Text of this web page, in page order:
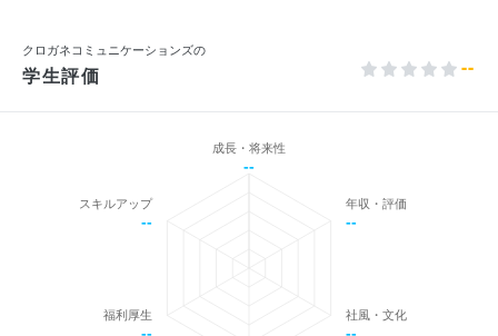
クロガネコミュニケーションズの
学生評価 --
成長・将来性
--
年収・評価
--
社風・文化
福利厚生
スキルアップ
--